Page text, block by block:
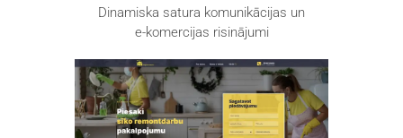
Dinamiska satura komunikācijas un
e-komercijas risinājumi